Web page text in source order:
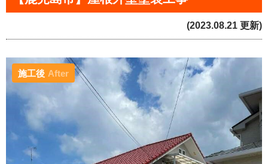
(2023.08.21 更新)
施工後 After